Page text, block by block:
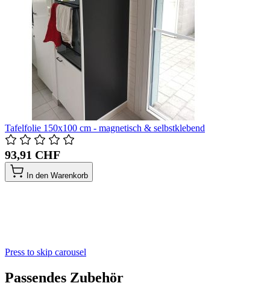
Tafelfolie 150x100 cm - magnetisch & selbstklebend
93,91 CHF
In den Warenkorb
Press to skip carousel
Passendes Zubehör